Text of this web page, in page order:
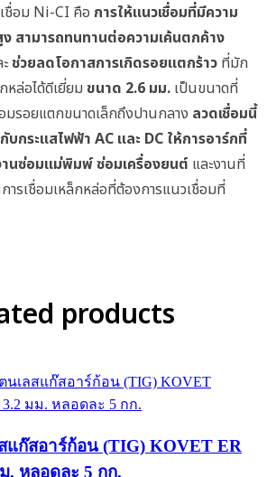
ชื่อม Ni-CI คือ การให้แนวเชื่อมที่มีความ
สามารถทนทานต่อความเค้นตกค้าง
ช่วยลดโอกาสการเกิดรอยแตกร้าว ที่มัก
หล่อได้ดีเยี่ยม ขนาด 2.6 มม. เป็นขนาดที่
มรอยแตกขนาดเล็กถึงปานกลาง ลวดเชื่อมนี้
กระแสไฟฟ้า AC และ DC ให้การอาร์กที่
านซ่อมแม่พิมพ์ ซ่อมเครื่องยนต์ และงานที่
ารเชื่อมเหล็กหล่อที่ต้องการแนวเชื่อมที่
products
แก๊สอาร์ก้อน (TIG) KOVET ER
. หลอดละ 5 กก.